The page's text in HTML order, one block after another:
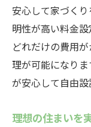
安心して家づく
明性が高い料金
どれだけの費用
理が可能になり
が安心して自由設
理想の住まいを